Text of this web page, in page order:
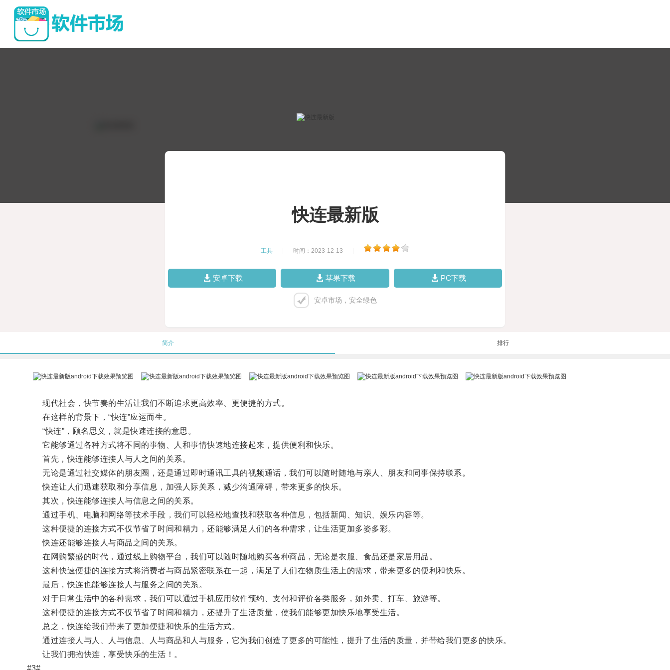
快连最新版
工具 时间：2023-12-13
安卓下载 苹果下载 PC下载
安卓市场，安全绿色
简介 排行
现代社会，快节奏的生活让我们不断追求更高效率、更便捷的方式。
在这样的背景下，“快连”应运而生。
“快连”，顾名思义，就是快速连接的意思。
它能够通过各种方式将不同的事物、人和事情快速地连接起来，提供便利和快乐。
首先，快连能够连接人与人之间的关系。
无论是通过社交媒体的朋友圈，还是通过即时通讯工具的视频通话，我们可以随时随地与亲人、朋友和同事保持联系。
快连让人们迅速获取和分享信息，加强人际关系，减少沟通障碍，带来更多的快乐。
其次，快连能够连接人与信息之间的关系。
通过手机、电脑和网络等技术手段，我们可以轻松地查找和获取各种信息，包括新闻、知识、娱乐内容等。
这种便捷的连接方式不仅节省了时间和精力，还能够满足人们的各种需求，让生活更加多姿多彩。
快连还能够连接人与商品之间的关系。
在网购繁盛的时代，通过线上购物平台，我们可以随时随地购买各种商品，无论是衣服、食品还是家居用品。
这种快速便捷的连接方式将消费者与商品紧密联系在一起，满足了人们在物质生活上的需求，带来更多的便利和快乐。
最后，快连也能够连接人与服务之间的关系。
对于日常生活中的各种需求，我们可以通过手机应用软件预约、支付和评价各类服务，如外卖、打车、旅游等。
这种便捷的连接方式不仅节省了时间和精力，还提升了生活质量，使我们能够更加快乐地享受生活。
总之，快连给我们带来了更加便捷和快乐的生活方式。
通过连接人与人、人与信息、人与商品和人与服务，它为我们创造了更多的可能性，提升了生活的质量，并带给我们更多的快乐。
让我们拥抱快连，享受快乐的生活！。
#3#